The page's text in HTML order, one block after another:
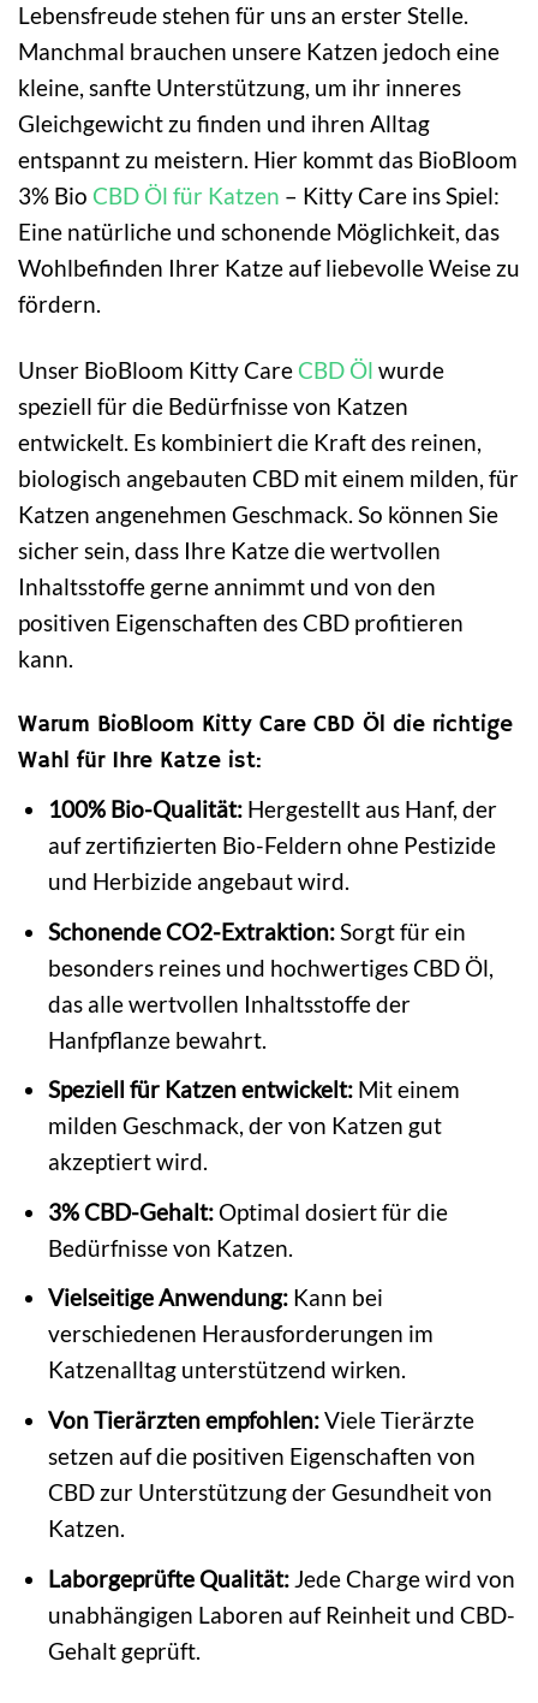
Lebensfreude stehen für uns an erster Stelle.
Manchmal brauchen unsere Katzen jedoch eine
kleine, sanfte Unterstützung, um ihr inneres
Gleichgewicht zu finden und ihren Alltag
entspannt zu meistern. Hier kommt das BioBloom
3% Bio CBD Öl für Katzen – Kitty Care ins Spiel:
Eine natürliche und schonende Möglichkeit, das
Wohlbefinden Ihrer Katze auf liebevolle Weise zu
fördern.
Unser BioBloom Kitty Care CBD Öl wurde
speziell für die Bedürfnisse von Katzen
entwickelt. Es kombiniert die Kraft des reinen,
biologisch angebauten CBD mit einem milden, für
Katzen angenehmen Geschmack. So können Sie
sicher sein, dass Ihre Katze die wertvollen
Inhaltsstoffe gerne annimmt und von den
positiven Eigenschaften des CBD profitieren
kann.
Warum BioBloom Kitty Care CBD Öl die richtige
Wahl für Ihre Katze ist:
100% Bio-Qualität: Hergestellt aus Hanf, der
auf zertifizierten Bio-Feldern ohne Pestizide
und Herbizide angebaut wird.
Schonende CO2-Extraktion:Sorgt für ein
besonders reines und hochwertiges CBD Öl,
das alle wertvollen Inhaltsstoffe der
Hanfpflanze bewahrt.
Speziell für Katzen entwickelt: Mit einem
milden Geschmack, der von Katzen gut
akzeptiert wird.
3% CBD-Gehalt: Optimal dosiert für die
Bedürfnisse von Katzen.
Vielseitige Anwendung: Kann bei
verschiedenen Herausforderungen im
Katzenalltag unterstützend wirken.
Von Tierärzten empfohlen:Viele Tierärzte
setzen auf die positiven Eigenschaften von
CBD zur Unterstützung der Gesundheit von
Katzen.
Laborgeprüfte Qualität: Jede Charge wird von
unabhängigen Laboren auf Reinheit und CBD-
Gehalt geprüft.